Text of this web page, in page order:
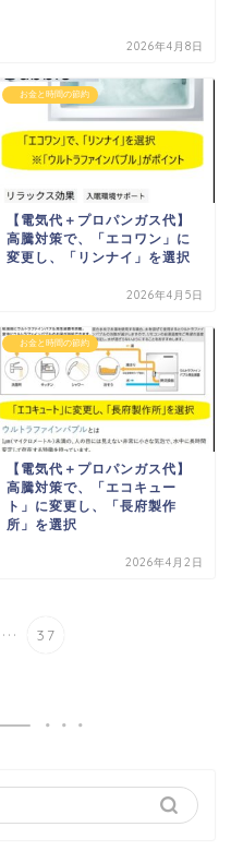
2026年4月8日
お金と時間の節約
【電気代＋プロパンガス代】
高騰対策で、「エコワン」に
変更し、「リンナイ」を選択
2026年4月5日
お金と時間の節約
【電気代＋プロパンガス代】
高騰対策で、「エコキュー
ト」に変更し、「長府製作
所」を選択
2026年4月2日
... 37